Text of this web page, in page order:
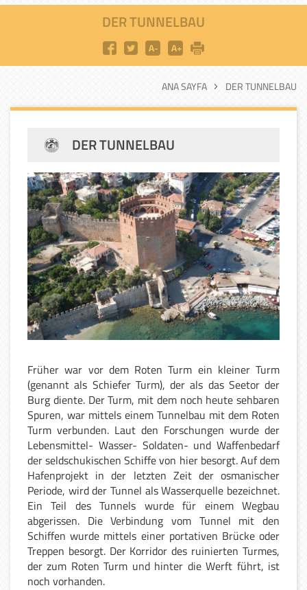
DER TUNNELBAU
ANA SAYFA DER TUNNELBAU
DER TUNNELBAU
Früher war vor dem Roten Turm ein kleiner Turm
(genannt als Schiefer Turm), der als das Seetor der
Burg diente. Der Turm, mit dem noch heute sehbaren
Spuren, war mittels einem Tunnelbau mit dem Roten
Turm verbunden. Laut den Forschungen wurde der
Lebensmittel- Wasser- Soldaten- und Waffenbedarf
der seldschukischen Schiffe von hier besorgt. Auf dem
Hafenprojekt in der letzten Zeit der osmanischer
Periode, wird der Tunnel als Wasserquelle bezeichnet.
Ein Teil des Tunnels wurde für einem Wegbau
abgerissen. Die Verbindung vom Tunnel mit den
Schiffen wurde mittels einer portativen Brücke oder
Treppen besorgt. Der Korridor des ruinierten Turmes,
der zum Roten Turm und hinter die Werft führt, ist
noch vorhanden.